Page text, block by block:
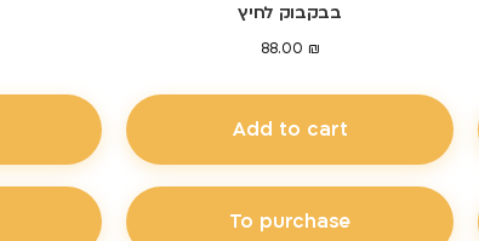
בבקבוק לחיץ
88.00 ₪
Add to cart
To purchase